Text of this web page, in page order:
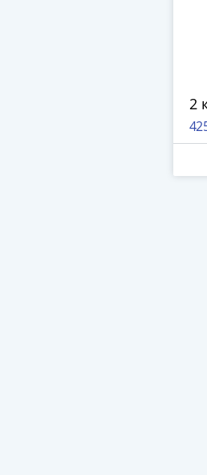
2